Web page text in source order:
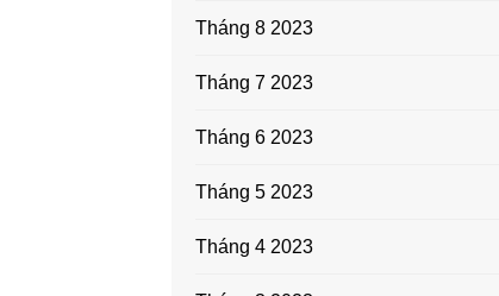
Tháng 8 2023
Tháng 7 2023
Tháng 6 2023
Tháng 5 2023
Tháng 4 2023